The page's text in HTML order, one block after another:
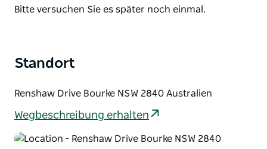
List
Bitte versuchen Sie es später noch einmal.
Standort
Renshaw Drive Bourke NSW 2840 Australien
Wegbeschreibung erhalten